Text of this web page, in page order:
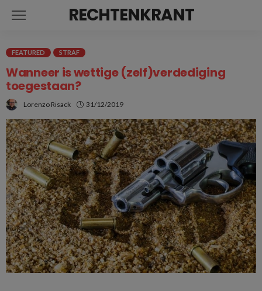
RECHTENKRANT
FEATURED STRAF
Wanneer is wettige (zelf)verdediging
toegestaan?
Lorenzo Risack 31/12/2019